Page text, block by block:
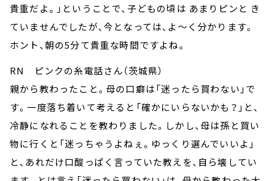
貴重だよ。」ということで、子どもの頃は あまりピンと き
ていませんでしたが、今となっては、よ～く分かります。
ホント、朝の5分て貴重な時間ですよね。
RN ピンクの糸電話さん（茨城県）
親から教わったこと。母の口癖は「迷ったら買わない」で
す。一度落ち着いて考えると「確かにいらないかも？」と、
冷静になれることを教わりました。しかし、母は孫と買い
物に行くと「迷っちゃうよねぇ。ゆっくり選んでいいよ」
と、あれだけ口酸っぱく言っていた教えを、自ら壊してい